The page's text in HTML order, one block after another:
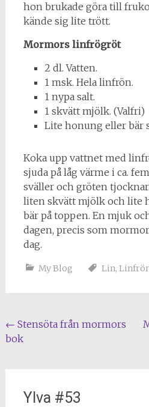
hon brukade göra till
kände sig lite trött.
Mormors linfrögröt
2 dl. Vatten.
1 msk. Hela linfrön.
1 nypa salt.
1 skvätt mjölk. (Valfri)
Lite honung eller bär
Koka upp vattnet med
sjuda på låg värme i ca.
sväller och gröten
liten skvätt mjölk och lite
bär på toppen. En mjuk
dagen, precis som
dag.
My Blog Lin,
Post
navigation
← Stensöta från mormors
bok
Ylva #53